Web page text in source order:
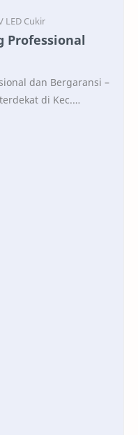
Professional
dan Bergaransi –
di Kec.